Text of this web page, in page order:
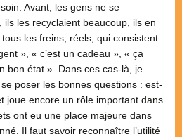
Avant, les gens ne se
les recyclaient beaucoup, ils en
les freins, réels, qui consistent
», « c’est un cadeau », « ça
bon état ». Dans ces cas-là, je
poser les bonnes questions : est-
joue encore un rôle important dans
ont eu une place majeure dans
Il faut savoir reconnaître l’utilité